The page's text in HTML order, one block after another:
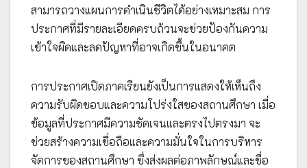
สามารถวางแผนการดำเนินชีวิตได้อย่างเหมาะสม การ
ประกาศที่มีรายละเอียดครบถ้วนจะช่วยป้องกันความ
เข้าใจผิดและลดปัญหาที่อาจเกิดขึ้นในอนาคต
การประกาศเปิดภาคเรียนยังเป็นการแสดงให้เห็นถึง
ความรับผิดชอบและความโปร่งใสของสถานศึกษา เมื่อ
ข้อมูลที่ประกาศมีความชัดเจนและตรงไปตรงมา จะ
ช่วยสร้างความเชื่อถือและความมั่นใจในการบริหาร
จัดการของสถานศึกษา ซึ่งส่งผลต่อภาพลักษณ์และชื่อ